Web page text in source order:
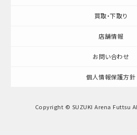
買取・下取り
店舗情報
お問い合わせ
個人情報保護方針
Copyright © SUZUKI Arena Futtsu